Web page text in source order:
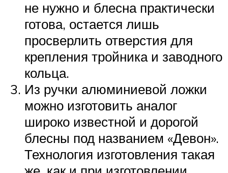
не нужно и блесна практически
готова, остается лишь
просверлить отверстия для
крепления тройника и заводного
кольца.
Из ручки алюминиевой ложки
можно изготовить аналог
широко известной и дорогой
блесны под названием «Девон».
Технология изготовления такая